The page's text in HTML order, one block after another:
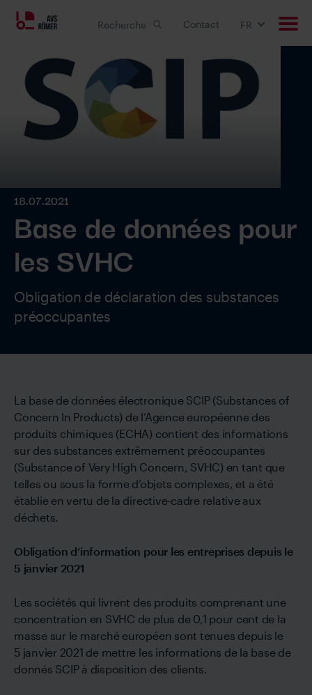
Recherche Contact FR
Produits
Applications
Downloads
Carrière
Entreprise
18.07.2021
Base de données pour
les SVHC
Obligation de déclaration des substances
préoccupantes
La base de données électronique SCIP (Substances of
Concern In Products) de l’Agence européenne des
produits chimiques (ECHA) contient des informations
sur des substances extrêmement préoccupantes
(Substance of Very High Concern, SVHC) en tant que
telles ou sous la forme d’objets complexes, et a été
établie en vertu de la directive-cadre relative aux
déchets.
Obligation d’information pour les entreprises depuis le
5 janvier 2021
Les sociétés qui livrent des produits comprenant une
concentration en SVHC de plus de 0,1 pour cent de la
masse sur le marché européen sont tenues depuis le
5 janvier 2021 de mettre les informations de la base de
donnés SCIP à disposition des clients.